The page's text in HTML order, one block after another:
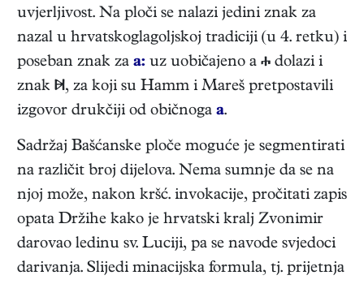
uvjerljivost. Na ploči se nalazi jedini znak za
nazal u hrvatskoglagoljskoj tradiciji (u 4. retku) i
poseban znak za a: uz uobičajeno a  dolazi i
znak , za koji su Hamm i Mareš pretpostavili
izgovor drukčiji od običnoga a.
Sadržaj Bašćanske ploče moguće je segmentirati
na različit broj dijelova. Nema sumnje da se na
njoj može, nakon kršć. invokacije, pročitati zapis
opata Držihe kako je hrvatski kralj Zvonimir
darovao ledinu sv. Luciji, pa se navode svjedoci
darivanja. Slijedi minacijska formula, tj. prijetnja